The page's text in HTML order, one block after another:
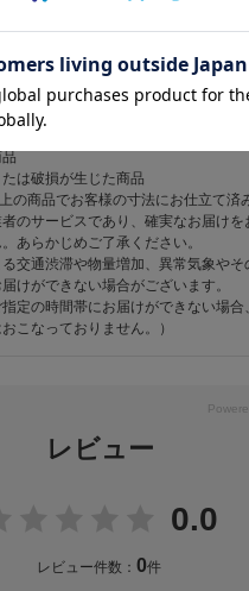
手元に届いてから30日以内であれば返
です。
は返品をお受けできません。
過した商品
は破損が生じた商品
の商品でお客様の寸法にお仕立て済
者のサービスであり、確実なお届けを
あらかじめご了承ください。
る交通渋滞や物量増加、異常気象やそ
けができない場合がございます。
定の時間帯にお届けができない場合
こなっておりません。）
レビュー
0.0
レビュー件数：0件